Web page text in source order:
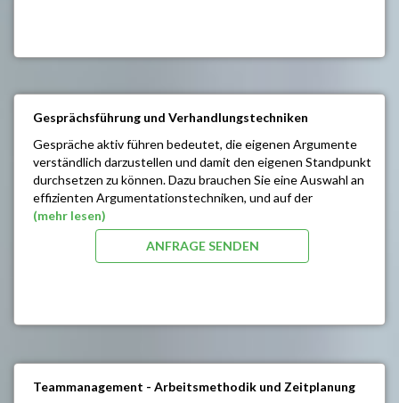
Mut zur spontanen Aktion und Reaktion
Impulse zur Veränderung persönlicher Muster
Selbstbewusstes, sicheres Auftreten und Steigerung
des Durchsetzungsvermögens
Einsatz weiterführender Strategien in der
Kommunikation und sozialer Kompetenz
Gesprächsführung und Verhandlungstechniken
Gespräche aktiv führen bedeutet, die eigenen Argumente
verständlich darzustellen und damit den eigenen Standpunkt
durchsetzen zu können. Dazu brauchen Sie eine Auswahl an
effizienten Argumentationstechniken, und auf der
Beziehungsebene vor allem einen guten Blick für die
„Dynamik“ des Gesprächs.
Aufbau strukturierter Gespräche – was ist dabei zu
Wertschätzung – Interpretation – Bewertung
Einwandbehandlung
(mehr lesen)
ANFRAGE SENDEN
Teammanagement - Arbeitsmethodik und Zeitplanung